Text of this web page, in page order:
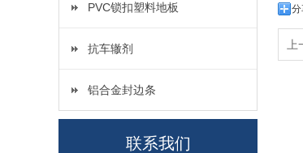
PVC锁扣塑料地板
抗车辙剂
铝合金封边条
联系我们
分